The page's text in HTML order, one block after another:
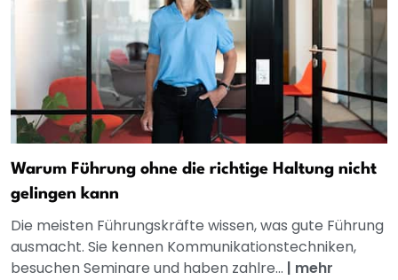
Warum Führung ohne die richtige Haltung nicht
gelingen kann
Die meisten Führungskräfte wissen, was gute Führung
ausmacht. Sie kennen Kommunikationstechniken,
besuchen Seminare und haben zahlre... | mehr